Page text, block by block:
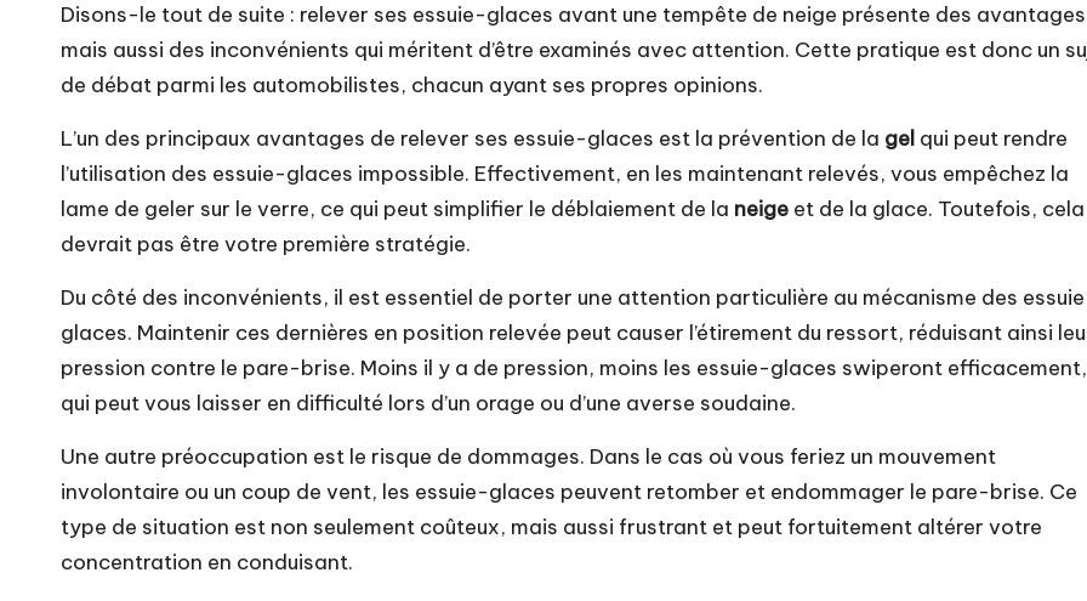
Disons-le tout de suite : relever ses essuie-glaces avant une tempête de neige présente des
mais aussi des inconvénients qui méritent d’être examinés avec attention. Cette pratique est donc un
de débat parmi les automobilistes, chacun ayant ses propres opinions.
L’un des principaux avantages de relever ses essuie-glaces est la prévention de la gel qui peut rendre
l’utilisation des essuie-glaces impossible. Effectivement, en les maintenant relevés, vous empêchez la
lame de geler sur le verre, ce qui peut simplifier le déblaiement de la neige et de la glace. Toutefois, cela
devrait pas être votre première stratégie.
Du côté des inconvénients, il est essentiel de porter une attention particulière au mécanisme des
glaces. Maintenir ces dernières en position relevée peut causer l’étirement du ressort, réduisant ainsi
pression contre le pare-brise. Moins il y a de pression, moins les essuie-glaces swiperont
qui peut vous laisser en difficulté lors d’un orage ou d’une averse soudaine.
Une autre préoccupation est le risque de dommages. Dans le cas où vous feriez un mouvement
involontaire ou un coup de vent, les essuie-glaces peuvent retomber et endommager le pare-brise. Ce
type de situation est non seulement coûteux, mais aussi frustrant et peut fortuitement altérer votre
concentration en conduisant.